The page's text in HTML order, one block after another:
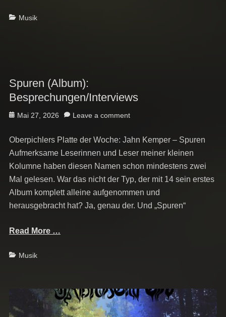
Categories
Musik
Spuren (Album):
Besprechungen/Interviews
Posted
Mai 27, 2026 Leave a comment
Oberpichlers Platte der Woche: Jahn Kemper – Spuren
Aufmerksame Leserinnen und Leser meiner kleinen
Kolumne haben diesen Namen schon mindestens zwei
Mal gelesen. War das nicht der Typ, der mit 14 sein erstes
Album komplett alleine aufgenommen und
herausgebracht hat? Ja, genau der. Und „Spuren“
Read More …
Categories
Musik